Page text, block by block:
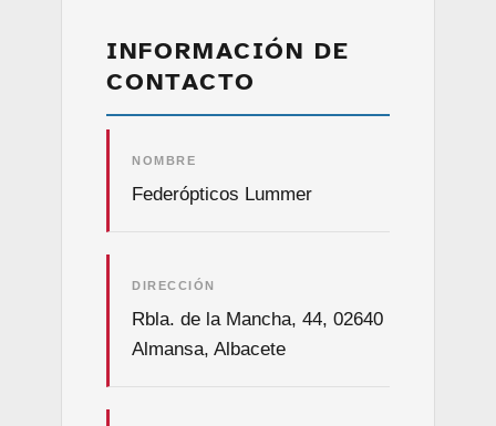
INFORMACIÓN DE
CONTACTO
NOMBRE
Federópticos Lummer
DIRECCIÓN
Rbla. de la Mancha, 44, 02640
Almansa, Albacete